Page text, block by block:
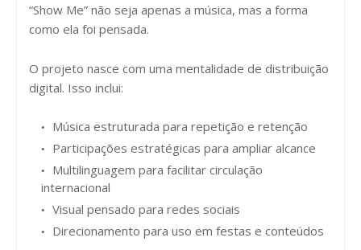
“Show Me” não seja apenas a música, mas a forma
como ela foi pensada.
O projeto nasce com uma mentalidade de distribuição
digital. Isso inclui:
Música estruturada para repetição e retenção
Participações estratégicas para ampliar alcance
Multilinguagem para facilitar circulação
internacional
Visual pensado para redes sociais
Direcionamento para uso em festas e conteúdos